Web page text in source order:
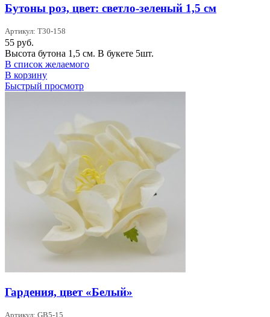
Бутоны роз, цвет: светло-зеленый 1,5 см
Артикул: T30-158
55 руб.
Высота бутона 1,5 см. В букете 5шт.
В список желаемого
В корзину
Быстрый просмотр
Гардения, цвет «Белый»
Артикул: GB5-15